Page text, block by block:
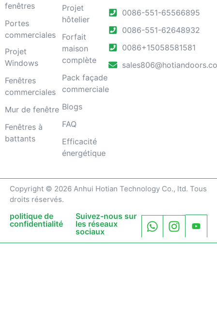
fenêtres
Portes
commerciales
Projet
Windows
Fenêtres
commerciales
Mur de fenêtre
Fenêtres à
battants
Projet
hôtelier
Forfait
maison
complète
Pack façade
commerciale
Blogs
FAQ
Efficacité
énergétique
0086-551-65566895
0086-551-62648932
0086+15058581581
Copyright © 2026 Anhui Hotian Technology Co., ltd. Tous
droits réservés.
politique de
confidentialité
Suivez-nous sur
les réseaux
sociaux